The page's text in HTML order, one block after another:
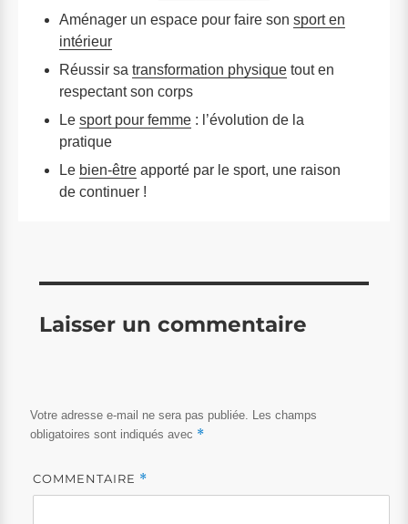
Aménager un espace pour faire son sport en
intérieur
Réussir sa transformation physique tout en
respectant son corps
Le sport pour femme : l’évolution de la
pratique
Le bien-être apporté par le sport, une raison
de continuer !
Laisser un commentaire
Votre adresse e-mail ne sera pas publiée.
Les champs
obligatoires sont indiqués avec *
COMMENTAIRE *